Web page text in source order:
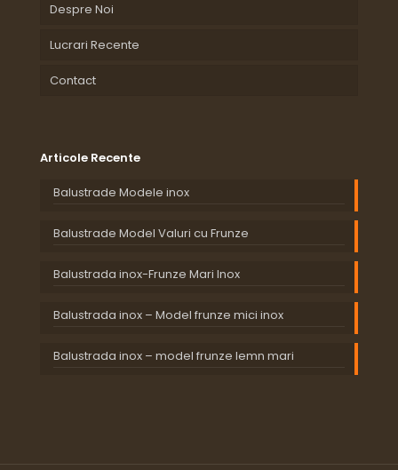
Despre Noi
Lucrari Recente
Contact
Articole Recente
Balustrade Modele inox
Balustrade Model Valuri cu Frunze
Balustrada inox-Frunze Mari Inox
Balustrada inox – Model frunze mici inox
Balustrada inox – model frunze lemn mari